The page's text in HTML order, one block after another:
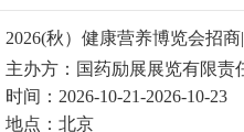
2026(秋）健康营养博览会招
主办方：国药励展展览有限责
时间：2026-10-21-2026-10-23
地点：北京